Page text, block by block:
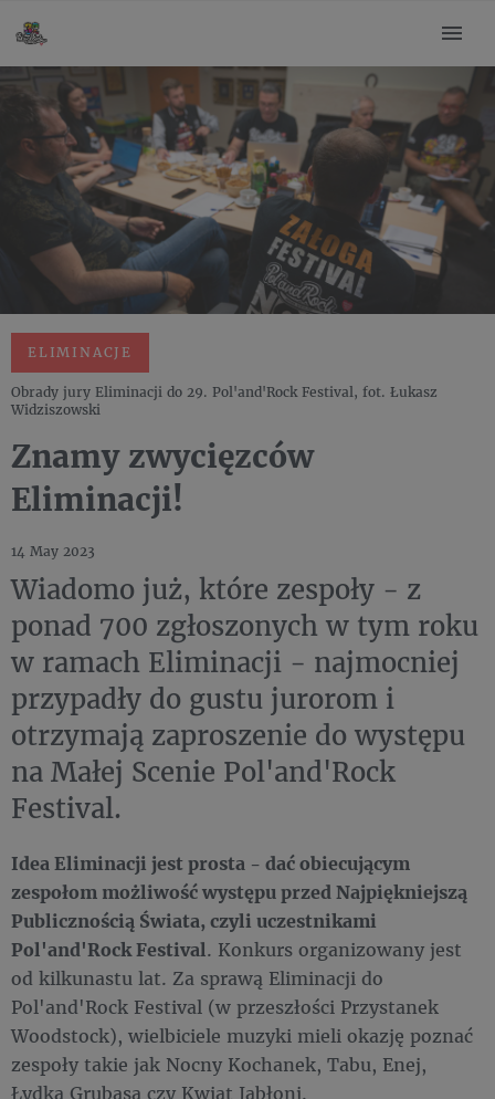
ELIMINACJE
Obrady jury Eliminacji do 29. Pol'and'Rock Festival, fot. Łukasz
Widziszowski
Znamy zwycięzców
Eliminacji!
14 May 2023
Wiadomo już, które zespoły - z
ponad 700 zgłoszonych w tym roku
w ramach Eliminacji - najmocniej
przypadły do gustu jurorom i
otrzymają zaproszenie do występu
na Małej Scenie Pol'and'Rock
Festival.
Idea Eliminacji jest prosta - dać obiecującym
zespołom możliwość występu przed Najpiękniejszą
Publicznością Świata, czyli uczestnikami
Pol'and'Rock Festival. Konkurs organizowany jest
od kilkunastu lat. Za sprawą Eliminacji do
Pol'and'Rock Festival (w przeszłości Przystanek
Woodstock), wielbiciele muzyki mieli okazję poznać
zespoły takie jak Nocny Kochanek, Tabu, Enej,
Łydka Grubasa czy Kwiat Jabłoni.